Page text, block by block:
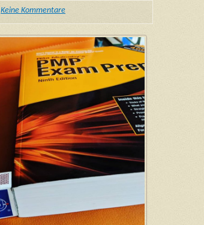
Keine Kommentare